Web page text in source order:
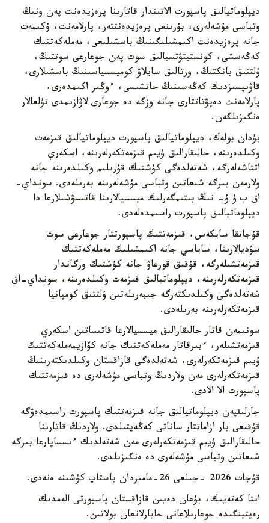
ديپلوماتيالىق پاسپورت الاتىندار قاتارىنا پرەزيدەنت پەن ونىڭ
وتباسى مۇشەلەرى، بۇرىنعى پرەزيدەنتتەر، پارلامەنت، ۇكىمەت
جانە پرەزيدەنت اكىمشىلىگىنىڭ باسشىلىعى، مەملەكەتتىك
كەڭەسشى، كونستيتۋتسيالىق سوت پەن جوعارعى سوتتىڭ،
ۇلتتىق بانكتىڭ، ورتالىق سايلاۋ كوميسسياسىنىڭ باسشىلارى،
قاۋىپسىزدىك كەڭەسىنىڭ حاتشىسى، ءوڭىر اكىمدەرى،
پارلامەنت دەپۋتاتتارى جانە وزگە دە جوعارى لاۋازىمدى تۇلعالار
ەنگىزىلگەن.
بۇدان بولەك، ديپلوماتيالىق پاسپورت ديپلوماتيالىق قىزمەت
وكىلدەرىنە، حالىقارالىق ۇيىم قىزمەتكەرلەرىنە، اسكەري
اتتاشەلەرگە، شەتەلدەگى كۇشتىك قۇرىلىم وكىلدەرىنە جانە
ولارمەن بىرگە شىعاتىن وتباسى مۇشەلەرىنە بەرىلەدى. سونداي-
اق ب ۇ ۇ- نىڭ بىتىمگەرلىك ميسسيالارىنا قاتىسۋشىلارعا دا
ديپلوماتيالىق پاسپورت راسىمدەلەدى.
قۇجاتقا سايكەس، قىزمەتتىك پاسپورتتار جوعارعى سوت
سۋديالارىنا، ساياسي جانە اكىمشىلىك مەملەكەتتىك
قىزمەتشىلەرگە، قۇقىق قورعاۋ جانە كۇشتىك ورگاندار
قىزمەتكەرلەرىنە، ديپلوماتيالىق قىزمەت وكىلدەرىنە، سونداي-اق
شەتەلدەگى وكىلدىكتەرگە جىبەرىلەتىن ۇلتتىق كومپانيا
قىزمەتكەرلەرىنە بەرىلەدى.
سونىمەن قاتار حالىقارالىق ميسسيالارعا قاتىساتىن اسكەري
قىزمەتشىلەر، ءبىرقاتار مەملەكەتتىك جانە كۆازيمەملەكەتتىك
ۇيىم قىزمەتكەرلەرى، شەتەلدەگى قازاقستان وكىلدىكتەرىنىڭ
قىزمەتكەرلەرى مەن ولاردىڭ وتباسى مۇشەلەرى دە قىزمەتتىك
پاسپورت الا الادى.
جارلىقپەن ديپلوماتيالىق جانە قىزمەتتىك پاسپورت راسىمدەۋگە
قۇقىعى بار ازاماتتار ساناتى كەڭەيتىلدى. ولاردىڭ قاتارىنا
حالىقارالىق ۇيىم قىزمەتكەرلەرى مەن شەتەلدىك ءىسساپارعا بىرگە
شىعاتىن وتباسى مۇشەلەرى دە ەنگىزىلدى.
قۇجات 2026 -جىلعى 26-مامىردان باستاپ كۇشىنە ەنەدى.
ايتا كەتەيىك، بۇعان دەيىن قازاقستان پاسپورتى الەمدىك
رەيتينگىدە جوعارىلاعانى حابارلانعان بولاتىن.